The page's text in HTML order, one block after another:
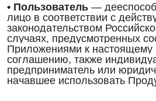
• Пользователь —
лицо в соответствии с
законодательством
случаях, предусмотренных
Приложениями к настоящему
соглашению, также
предприниматель или
начавшее использовать